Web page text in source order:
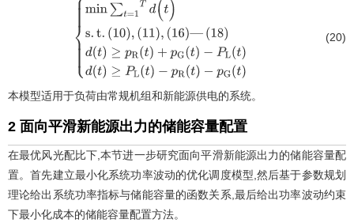
min∑ t=1Td (t)s.t.( 10),( ,(16)
18 )d(t) ≥p R t) +pG(
P L (t)d )≥P L -p R(t )- (t )
(20)
本模型适用于负荷由常规机组和新能源供电的系统。
2 面向平滑新能源出力的储能容量配置
在最优风光配比下,本节进一步研究面向平滑新能源出力的储能容量配
置。首先建立最小化系统功率波动的优化调度模型,然后基于参数规划
理论给出系统功率指标与储能容量的函数关系,最后给出功率波动约束
下最小化成本的储能容量配置方法。